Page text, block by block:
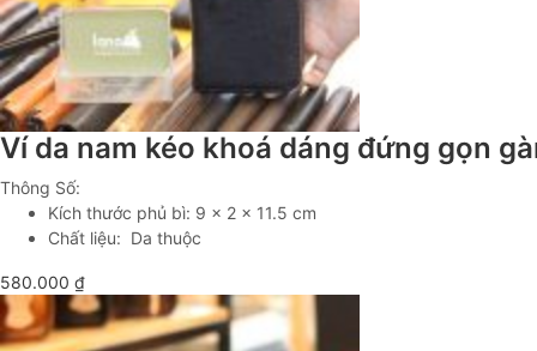
Ví da nam kéo khoá dáng đứng gọn
Thông Số:
Kích thước phủ bì: 9 x 2 x 11.5 cm
Chất liệu: Da thuộc
580.000 ₫